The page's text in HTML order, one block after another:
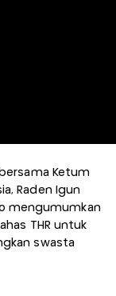
Ketum
Raden Igun
mengumumkan
THR untuk
swasta